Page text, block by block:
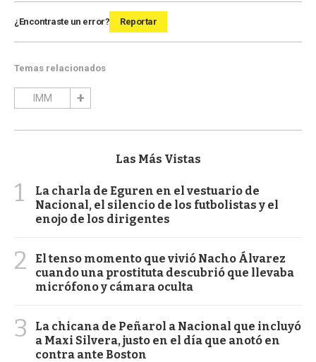
¿Encontraste un error? Reportar
Temas relacionados
IMM
Las Más Vistas
1
La charla de Eguren en el vestuario de
Nacional, el silencio de los futbolistas y el
enojo de los dirigentes
2
El tenso momento que vivió Nacho Álvarez
cuando una prostituta descubrió que llevaba
micrófono y cámara oculta
3
La chicana de Peñarol a Nacional que incluyó
a Maxi Silvera, justo en el día que anotó en
contra ante Boston